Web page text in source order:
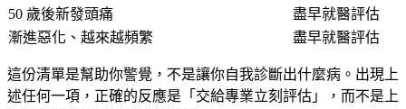
50 歲後新發頭痛
盡早就醫評估
漸進惡化、越來越頻繁
盡早就醫評估
這份清單是幫助你警覺，不是讓你自我診斷出什麼病。出現上
述任何一項，正確的反應是「交給專業立刻評估」，而不是上